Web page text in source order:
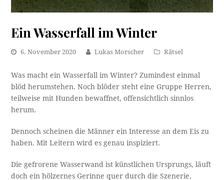
Ein Wasserfall im Winter
6. November 2020 Lukas Morscher Rätsel
Was macht ein Wasserfall im Winter? Zumindest einmal
blöd herumstehen. Noch blöder steht eine Gruppe Herren,
teilweise mit Hunden bewaffnet, offensichtlich sinnlos
herum.
Dennoch scheinen die Männer ein Interesse an dem Eis zu
haben. Mit Leitern wird es genau inspiziert.
Die gefrorene Wasserwand ist künstlichen Ursprungs, läuft
doch ein hölzernes Gerinne quer durch die Szenerie.